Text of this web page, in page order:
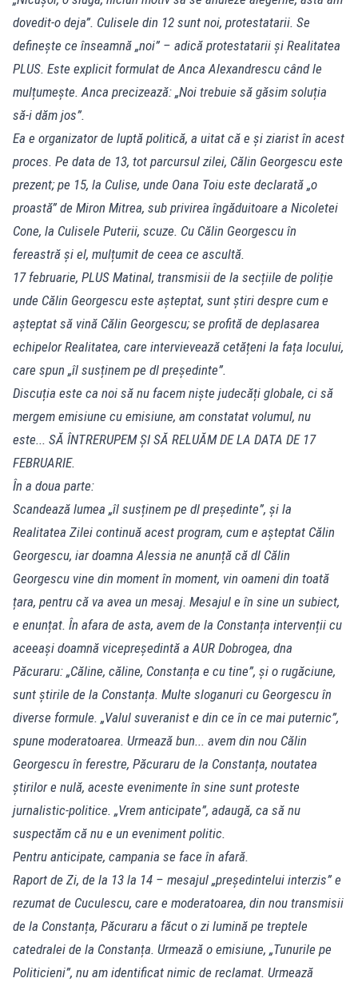
dovedit-o deja”. Culisele din 12 sunt noi, protestatarii. Se
definește ce înseamnă „noi” – adică protestatarii și Realitatea
PLUS. Este explicit formulat de Anca Alexandrescu când le
mulțumește. Anca precizează: „Noi trebuie să găsim soluția
să-i dăm jos”.
Ea e organizator de luptă politică, a uitat că e și ziarist în acest
proces. Pe data de 13, tot parcursul zilei, Călin Georgescu este
prezent; pe 15, la Culise, unde Oana Toiu este declarată „o
proastă” de Miron Mitrea, sub privirea îngăduitoare a Nicoletei
Cone, la Culisele Puterii, scuze. Cu Călin Georgescu în
fereastră și el, mulțumit de ceea ce ascultă.
17 februarie, PLUS Matinal, transmisii de la secțiile de poliție
unde Călin Georgescu este așteptat, sunt știri despre cum e
așteptat să vină Călin Georgescu; se profită de deplasarea
echipelor Realitatea, care intervievează cetățeni la fața locului,
care spun „îl susținem pe dl președinte”.
Discuția este ca noi să nu facem niște judecăți globale, ci să
mergem emisiune cu emisiune, am constatat volumul, nu
este... SĂ ÎNTRERUPEM ȘI SĂ RELUĂM DE LA DATA DE 17
FEBRUARIE.
În a doua parte:
Scandează lumea „îl susținem pe dl președinte”, și la
Realitatea Zilei continuă acest program, cum e așteptat Călin
Georgescu, iar doamna Alessia ne anunță că dl Călin
Georgescu vine din moment în moment, vin oameni din toată
țara, pentru că va avea un mesaj. Mesajul e în sine un subiect,
e enunțat. În afara de asta, avem de la Constanța intervenții cu
aceeași doamnă vicepreședintă a AUR Dobrogea, dna
Păcuraru: „Căline, căline, Constanța e cu tine”, și o rugăciune,
sunt știrile de la Constanța. Multe sloganuri cu Georgescu în
diverse formule. „Valul suveranist e din ce în ce mai puternic”,
spune moderatoarea. Urmează bun... avem din nou Călin
Georgescu în ferestre, Păcuraru de la Constanța, noutatea
știrilor e nulă, aceste evenimente în sine sunt proteste
jurnalistic-politice. „Vrem anticipate”, adaugă, ca să nu
suspectăm că nu e un eveniment politic.
Pentru anticipate, campania se face în afară.
Raport de Zi, de la 13 la 14 – mesajul „președintelui interzis” e
rezumat de Cuculescu, care e moderatoarea, din nou transmisii
de la Constanța, Păcuraru a făcut o zi lumină pe treptele
catedralei de la Constanța. Urmează o emisiune, „Tunurile pe
Politicieni”, nu am identificat nimic de reclamat. Urmează